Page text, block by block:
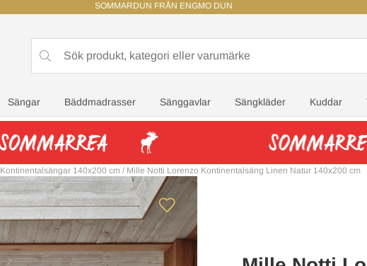
SOMMARDUN FRÅN ENGMO DUN
Sängar Bäddmadrasser Sänggavlar Sängkläder Kuddar
Kontinentalsängar 140x200 cm / Mille Notti Lorenzo Kontinentalsäng Linen Natur 140x200 cm